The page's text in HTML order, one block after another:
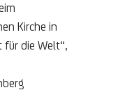
Kirche in
für die Welt“,